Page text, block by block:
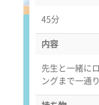
45分
内容
先生と一緒に
ングまで一通